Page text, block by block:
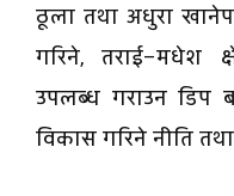
ठूला तथा अधुरा
गरिने, तराई–मधेश
उपलब्ध गराउन डिप
विकास गरिने नीति